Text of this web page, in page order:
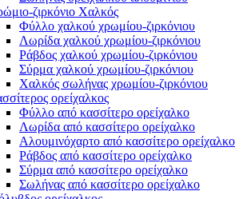
ζιρκόνιο Χαλκός
Φύλλο χαλκού χρωμίου-ζιρκόνιου
Λωρίδα χαλκού χρωμίου-ζιρκόνιου
Ράβδος χαλκού χρωμίου-ζιρκόνιου
Σύρμα χαλκού χρωμίου-ζιρκόνιου
Χαλκός σωλήνας χρωμίου-ζιρκόνιου
ορείχαλκος
Φύλλο από κασσίτερο ορείχαλκο
Λωρίδα από κασσίτερο ορείχαλκο
Αλουμινόχαρτο από κασσίτερο ορείχαλκο
Ράβδος από κασσίτερο ορείχαλκο
Σύρμα από κασσίτερο ορείχαλκο
Σωλήνας από κασσίτερο ορείχαλκο